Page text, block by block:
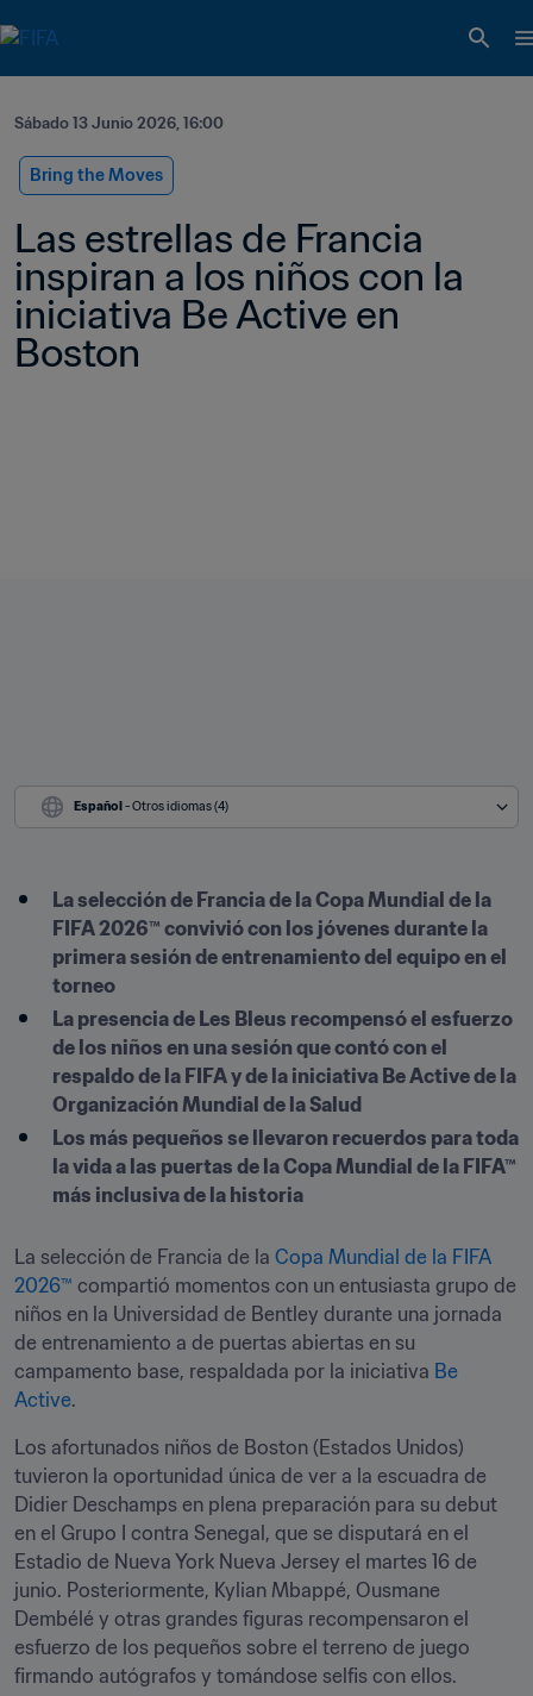
Sábado 13 Junio 2026, 16:00
Bring the Moves
Las estrellas de Francia
inspiran a los niños con la
iniciativa Be Active en
Boston
Español - Otros idiomas (4)
La selección de Francia de la Copa Mundial de la
FIFA 2026™ convivió con los jóvenes durante la
primera sesión de entrenamiento del equipo en el
torneo
La presencia de Les Bleus recompensó el esfuerzo
de los niños en una sesión que contó con el
respaldo de la FIFA y de la iniciativa Be Active de la
Organización Mundial de la Salud
Los más pequeños se llevaron recuerdos para toda
la vida a las puertas de la Copa Mundial de la FIFA™
más inclusiva de la historia
La selección de Francia de la Copa Mundial de la FIFA
2026™ compartió momentos con un entusiasta grupo de
niños en la Universidad de Bentley durante una jornada
de entrenamiento a de puertas abiertas en su
campamento base, respaldada por la iniciativa Be
Active.
Los afortunados niños de Boston (Estados Unidos)
tuvieron la oportunidad única de ver a la escuadra de
Didier Deschamps en plena preparación para su debut
en el Grupo I contra Senegal, que se disputará en el
Estadio de Nueva York Nueva Jersey el martes 16 de
junio. Posteriormente, Kylian Mbappé, Ousmane
Dembélé y otras grandes figuras recompensaron el
esfuerzo de los pequeños sobre el terreno de juego
firmando autógrafos y tomándose selfis con ellos.